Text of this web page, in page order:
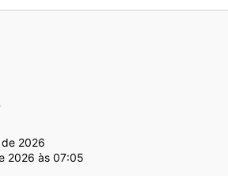
2026
2026 às 07:05